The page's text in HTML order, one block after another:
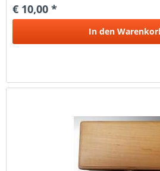
€ 10,00 *
In den